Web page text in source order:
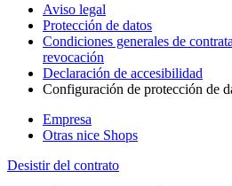
Aviso legal
Protección de datos
Condiciones generales de
revocación
Declaración de accesibilidad
Configuración de protección de
Empresa
Otras nice Shops
Desistir del contrato